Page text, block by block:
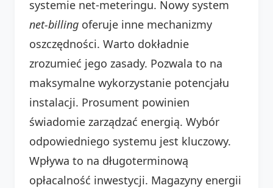
systemie net-meteringu. Nowy system
net-billing oferuje inne mechanizmy
oszczędności. Warto dokładnie
zrozumieć jego zasady. Pozwala to na
maksymalne wykorzystanie potencjału
instalacji. Prosument powinien
świadomie zarządzać energią. Wybór
odpowiedniego systemu jest kluczowy.
Wpływa to na długoterminową
opłacalność inwestycji. Magazyny energii